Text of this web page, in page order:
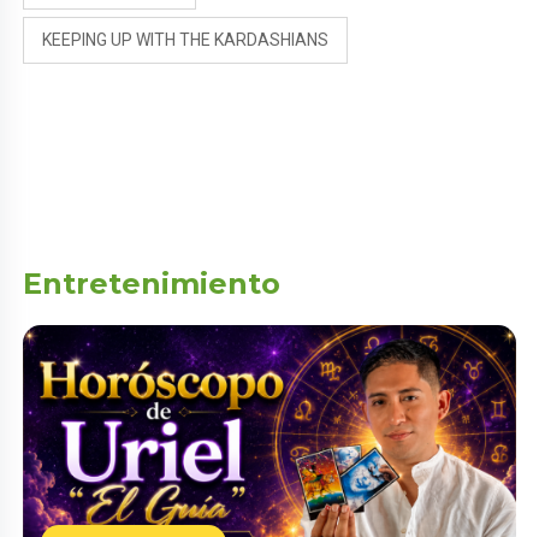
KEEPING UP WITH THE KARDASHIANS
Entretenimiento